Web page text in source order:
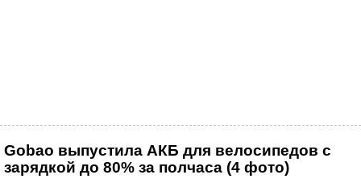
Gobao выпустила АКБ для велосипедов с
зарядкой до 80% за полчаса (4 фото)